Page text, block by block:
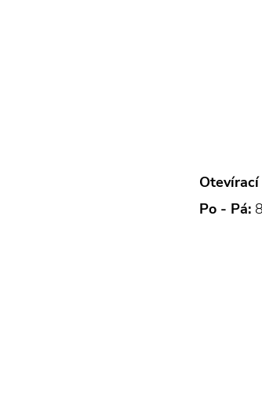
Po - Pá: